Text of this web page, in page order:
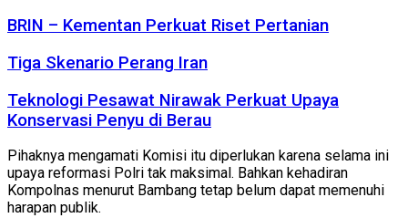
BRIN – Kementan Perkuat Riset Pertanian
Tiga Skenario Perang Iran
Teknologi Pesawat Nirawak Perkuat Upaya
Konservasi Penyu di Berau
Pihaknya mengamati Komisi itu diperlukan karena selama ini
upaya reformasi Polri tak maksimal. Bahkan kehadiran
Kompolnas menurut Bambang tetap belum dapat memenuhi
harapan publik.